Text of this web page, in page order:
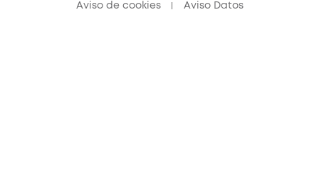
Aviso de cookies Aviso Datos